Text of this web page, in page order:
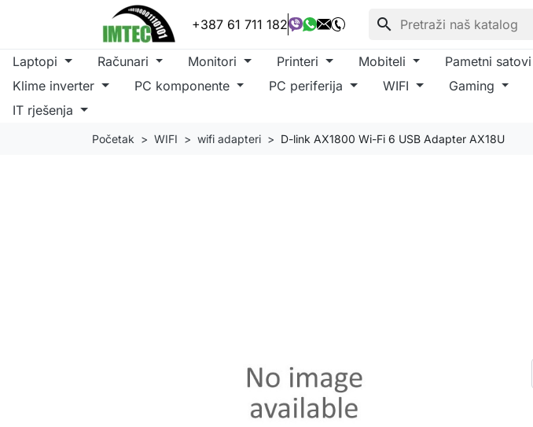
+387 61 711 182 search
Laptopi Računari Monitori Printeri Mobiteli Pametni satovi
Klime inverter
PC komponente PC periferija WIFI Gaming
IT rješenja
Početak WIFI wifi adapteri D-link AX1800 Wi-Fi 6 USB Adapter AX18U